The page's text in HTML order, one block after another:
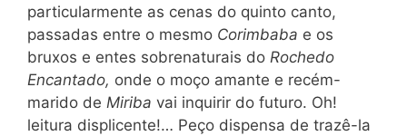
particularmente as cenas do quinto canto,
passadas entre o mesmo Corimbaba e os
bruxos e entes sobrenaturais do Rochedo
Encantado, onde o moço amante e recém-
marido de Miriba vai inquirir do futuro. Oh!
leitura displicente!… Peço dispensa de trazê-la